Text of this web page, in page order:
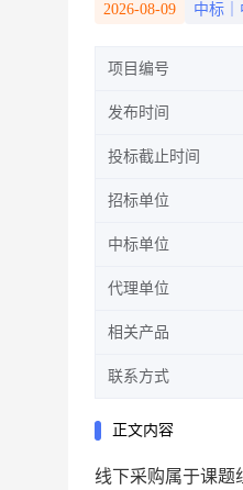
2026-08-09 中标｜
项目编号
发布时间
投标截止时间
招标单位
中标单位
代理单位
相关产品
联系方式
正文内容
线下采购属于课题